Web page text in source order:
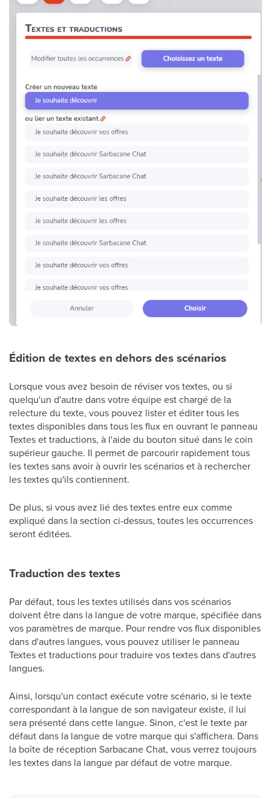
Édition de textes en dehors des scénarios
Lorsque vous avez besoin de réviser vos textes, ou si
quelqu'un d'autre dans votre équipe est chargé de la
relecture du texte, vous pouvez lister et éditer tous les
textes disponibles dans tous les flux en ouvrant le panneau
Textes et traductions, à l'aide du bouton situé dans le coin
supérieur gauche. Il permet de parcourir rapidement tous
les textes sans avoir à ouvrir les scénarios et à rechercher
les textes qu'ils contiennent.
De plus, si vous avez lié des textes entre eux comme
expliqué dans la section ci-dessus, toutes les occurrences
seront éditées.
Traduction des textes
Par défaut, tous les textes utilisés dans vos scénarios
doivent être dans la langue de votre marque, spécifiée dans
vos paramètres de marque. Pour rendre vos flux disponibles
dans d'autres langues, vous pouvez utiliser le panneau
Textes et traductions pour traduire vos textes dans d'autres
langues.
Ainsi, lorsqu'un contact exécute votre scénario, si le texte
correspondant à la langue de son navigateur existe, il lui
sera présenté dans cette langue. Sinon, c'est le texte par
défaut dans la langue de votre marque qui s'affichera. Dans
la boîte de réception Sarbacane Chat, vous verrez toujours
les textes dans la langue par défaut de votre marque.